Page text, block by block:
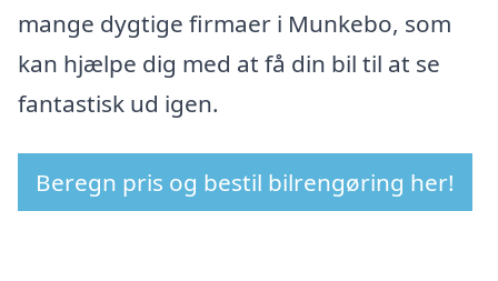
mange dygtige firmaer i Munkebo, som
kan hjælpe dig med at få din bil til at se
fantastisk ud igen.
Beregn pris og bestil bilrengøring her!